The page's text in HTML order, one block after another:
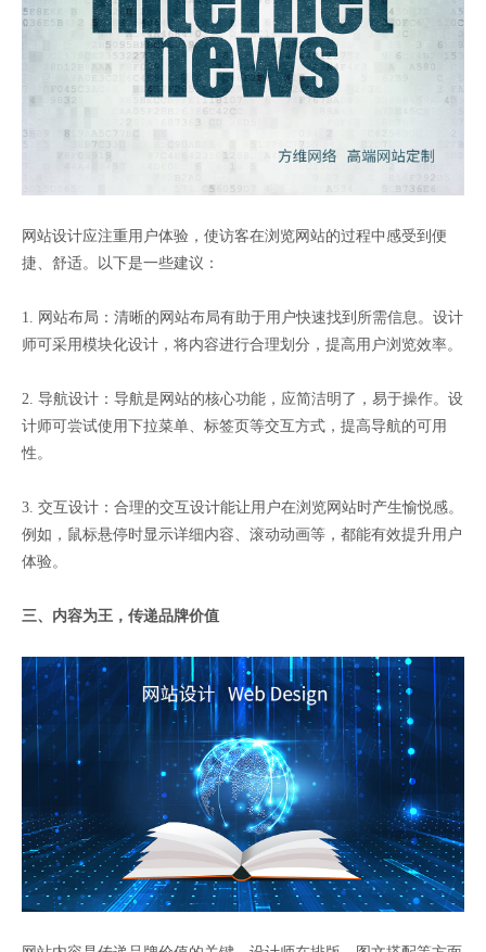
网站设计应注重用户体验，使访客在浏览网站的过程中感受到便
捷、舒适。以下是一些建议：
1. 网站布局：清晰的网站布局有助于用户快速找到所需信息。设计
师可采用模块化设计，将内容进行合理划分，提高用户浏览效率。
2. 导航设计：导航是网站的核心功能，应简洁明了，易于操作。设
计师可尝试使用下拉菜单、标签页等交互方式，提高导航的可用
性。
3. 交互设计：合理的交互设计能让用户在浏览网站时产生愉悦感。
例如，鼠标悬停时显示详细内容、滚动动画等，都能有效提升用户
体验。
三、内容为王，传递品牌价值